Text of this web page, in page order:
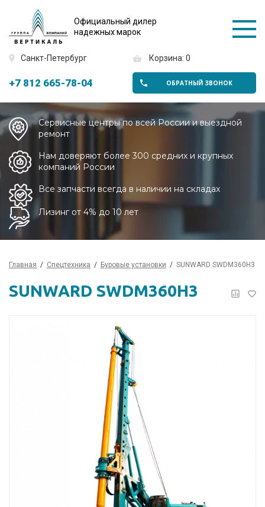
Официальный дилер
надежных марок
Санкт-Петербург Корзина: 0
+7 812 665-78-04 ОБРАТНЫЙ ЗВОНОК
Сервисные центры по всей России и выездной
ремонт
Нам доверяют более 300 средних и крупных
компаний России
Все запчасти всегда в наличии на складах
Лизинг от 4% до 10 лет
Главная Спецтехника Буровые установки SUNWARD SWDM360H3
SUNWARD SWDM360H3